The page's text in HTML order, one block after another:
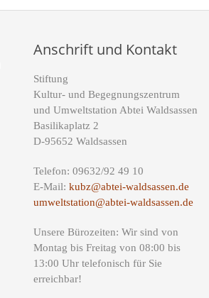
Anschrift und Kontakt
Stiftung
Kultur- und Begegnungszentrum
und Umweltstation Abtei Waldsassen
Basilikaplatz 2
D-95652 Waldsassen
Telefon: 09632/92 49 10
E-Mail: kubz@abtei-waldsassen.de
umweltstation@abtei-waldsassen.de
Unsere Bürozeiten: Wir sind von
Montag bis Freitag von 08:00 bis
13:00 Uhr telefonisch für Sie
erreichbar!